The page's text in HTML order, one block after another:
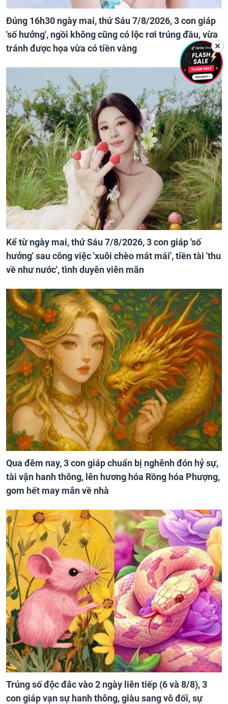
Đúng 16h30 ngày mai, thứ Sáu 7/8/2026, 3 con giáp
'số hưởng', ngồi không cũng có lộc rơi trúng đầu, vừa
tránh được họa vừa có tiền vàng
Kể từ ngày mai, thứ Sáu 7/8/2026, 3 con giáp 'số
hưởng' sau công việc 'xuôi chèo mát mái', tiền tài 'thu
về như nước', tình duyên viên mãn
Qua đêm nay, 3 con giáp chuẩn bị nghênh đón hỷ sự,
tài vận hanh thông, lên hương hóa Rồng hóa Phượng,
gom hết may mắn về nhà
Trúng số độc đắc vào 2 ngày liên tiếp (6 và 8/8), 3
con giáp vạn sự hanh thông, giàu sang vô đối, sự
✕